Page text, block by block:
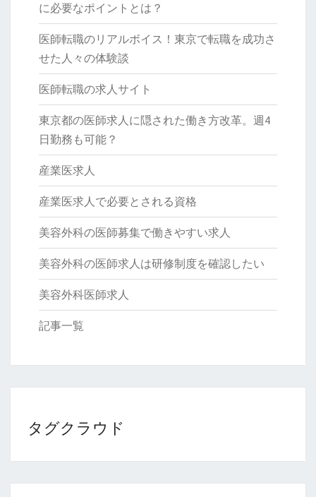
に必要なポイントとは？
医師転職のリアルボイス！東京で転職を成功さ
せた人々の体験談
医師転職の求人サイト
東京都の医師求人に隠された働き方改革。週4
日勤務も可能？
産業医求人
産業医求人で必要とされる資格
美容外科の医師募集で働きやすい求人
美容外科の医師求人は研修制度を確認したい
美容外科医師求人
記事一覧
タグクラウド